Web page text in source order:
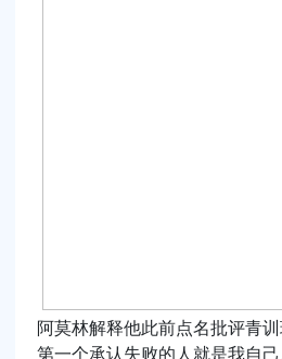
阿莫林解释他此前点名批评青训
第一个承认失败的人就是我自